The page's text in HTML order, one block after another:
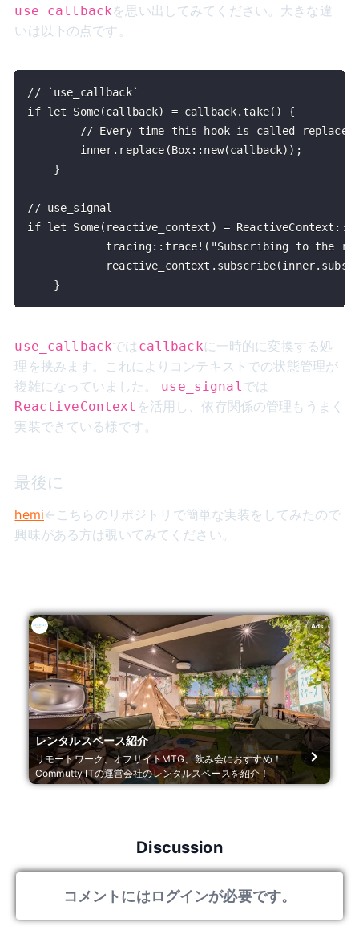
use_callbackを思い出してみてください。大きな違
いは以下の点です。
    }
use_callbackでは callbackに一時的に変換する処
理を挟みます。これによりコンテキストでの状態管理が
複雑になっていました。 use_signalでは
ReactiveContext を活用し、依存関係の管理もうまく
実装できている様です。
最後に
hemi←こちらのリポジトリで簡単な実装をしてみたので
興味がある方は覗いてみてください。
Ads
レンタルスペース紹介
リモートワーク、オフサイトMTG、飲み会におすすめ！
Commutty ITの運営会社のレンタルスペースを紹介！
Discussion
コメントにはログインが必要です。